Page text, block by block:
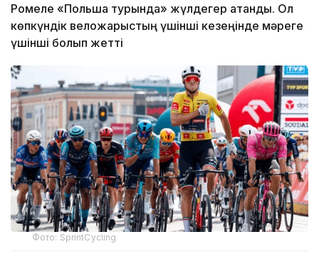
Ромеле «Польша турында» жүлдегер атанды. Ол
көпкүндік веложарыстың үшінші кезеңінде мәреге
үшінші болып жетті
Фото: SprintCycling